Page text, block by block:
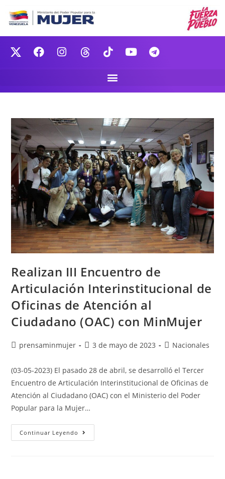
Realizan III Encuentro de
Articulación Interinstitucional de
Oficinas de Atención al
Ciudadano (OAC) con MinMujer
prensaminmujer 3 de mayo de 2023 Nacionales
(03-05-2023) El pasado 28 de abril, se desarrolló el Tercer
Encuentro de Articulación Interinstitucional de Oficinas de
Atención al Ciudadano (OAC) con el Ministerio del Poder
Popular para la Mujer…
Continuar Leyendo